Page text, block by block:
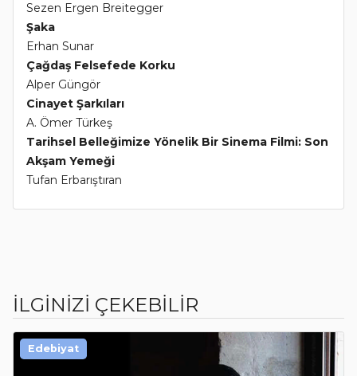
Sezen Ergen Breitegger
Şaka
Erhan Sunar
Çağdaş Felsefede Korku
Alper Güngör
Cinayet Şarkıları
A. Ömer Türkeş
Tarihsel Belleğimize Yönelik Bir Sinema Filmi: Son
Akşam Yemeği
Tufan Erbarıştıran
İLGİNİZİ ÇEKEBİLİR
Edebiyat